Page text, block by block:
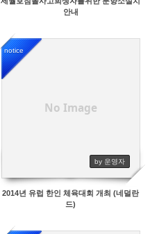
안내
No Image
notice
by 운영자
2014년 유럽 한인 체육대회 개최 (네덜란
드)